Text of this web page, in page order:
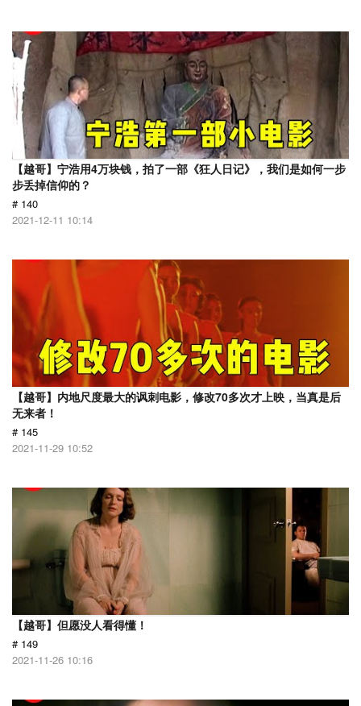
【越哥】宁浩用4万块钱，拍了一部《狂人日记》，我们是如何一步
步丢掉信仰的？
# 140
2021-12-11 10:14
【越哥】内地尺度最大的讽刺电影，修改70多次才上映，当真是后
无来者！
# 145
2021-11-29 10:52
【越哥】但愿没人看得懂！
# 149
2021-11-26 10:16